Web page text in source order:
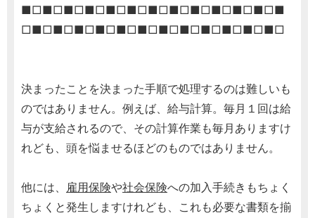
■□■□■□■□■□■□■□■□■□■□■□■□■
□■□■□■□■□■□■□■□■□■□■□■□■□
決まったことを決まった手順で処理するのは難しいも
のではありません。例えば、給与計算。毎月１回は給
与が支給されるので、その計算作業も毎月ありますけ
れども、頭を悩ませるほどのものではありません。
他には、 雇用保険や社会保険への加入手続きもちょく
ちょくと発生しますけれども、これも必要な書類を揃